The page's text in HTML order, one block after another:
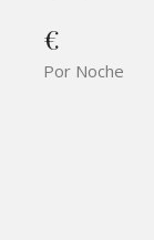
€
Por Noche